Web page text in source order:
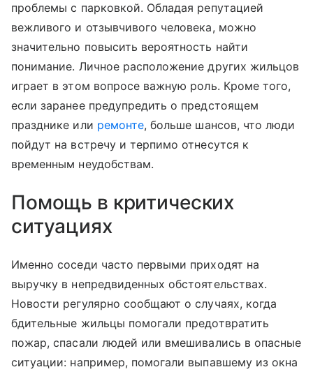
проблемы с парковкой. Обладая репутацией
вежливого и отзывчивого человека, можно
значительно повысить вероятность найти
понимание. Личное расположение других жильцов
играет в этом вопросе важную роль. Кроме того,
если заранее предупредить о предстоящем
празднике или ремонте, больше шансов, что люди
пойдут на встречу и терпимо отнесутся к
временным неудобствам.
Помощь в критических
ситуациях
Именно соседи часто первыми приходят на
выручку в непредвиденных обстоятельствах.
Новости регулярно сообщают о случаях, когда
бдительные жильцы помогали предотвратить
пожар, спасали людей или вмешивались в опасные
ситуации: например, помогали выпавшему из окна